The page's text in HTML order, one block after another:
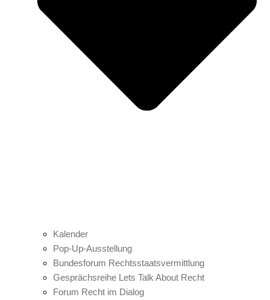
Kalender
Pop-Up-Ausstellung
Bundesforum Rechtsstaatsvermittlung
Gesprächsreihe Lets Talk About Recht
Forum Recht im Dialog